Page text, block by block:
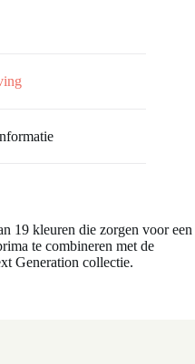
19 kleuren die zorgen voor een
te combineren met de
Generation collectie.